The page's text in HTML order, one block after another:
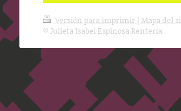
Versión para imprimir
Mapa del
© Julieta Isabel Espinosa Rentería